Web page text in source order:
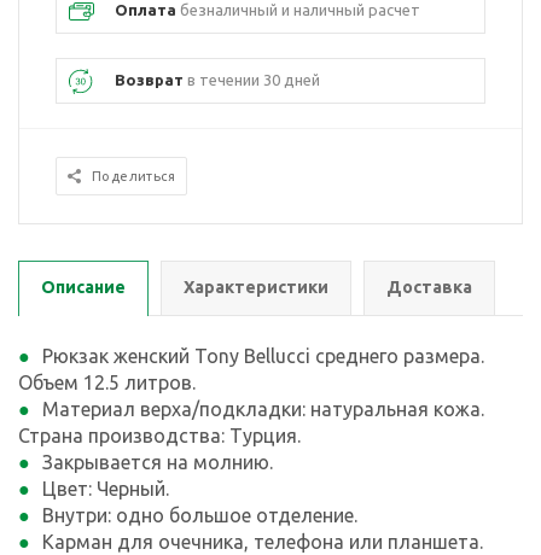
Оплата безналичный и наличный расчет
Возврат в течении 30 дней
Поделиться
Описание Характеристики Доставка
Рюкзак женский Tony Bellucci среднего размера.
Объем 12.5 литров.
Материал верха/подкладки: натуральная кожа.
Страна производства: Турция.
Закрывается на молнию.
Цвет: Черный.
Внутри: одно большое отделение.
Карман для очечника, телефона или планшета.